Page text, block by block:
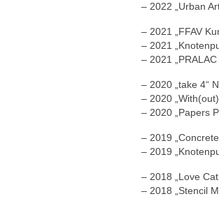
– 2022 „Urban
– 2021 „FFAV
– 2021
– 2021
– 2020 „take 4“
– 2020
– 2020 „Papers
– 2019
– 2019
– 2018 „Love
– 2018 „Stencil